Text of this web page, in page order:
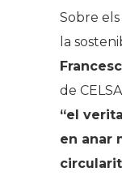
Sobre
la
de
“el
en anar